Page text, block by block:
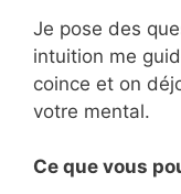
Je pose des
intuition me
coince et on
votre mental.
Ce que vous